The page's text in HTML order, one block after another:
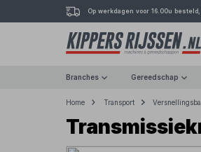
Op werkdagen voor 16.00u
Branches Gereedschap
Home Transport